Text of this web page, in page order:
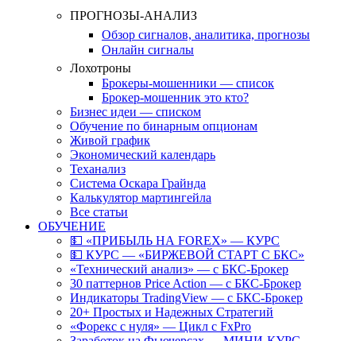
ПРОГНОЗЫ-АНАЛИЗ
Обзор сигналов, аналитика, прогнозы
Онлайн сигналы
Лохотроны
Брокеры-мошенники — список
Брокер-мошенник это кто?
Бизнес идеи — списком
Обучение по бинарным опционам
Живой график
Экономический календарь
Теханализ
Система Оскара Грайнда
Калькулятор мартингейла
Все статьи
ОБУЧЕНИЕ
💵 «ПРИБЫЛЬ НА FOREX» — КУРС
💵 КУРС — «БИРЖЕВОЙ СТАРТ С БКС»
«Технический анализ» — с БКС-Брокер
30 паттернов Price Action — с БКС-Брокер
Индикаторы TradingView — с БКС-Брокер
20+ Простых и Надежных Стратегий
«Форекс с нуля» — Цикл с FxPro